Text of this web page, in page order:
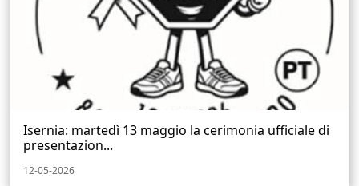
Isernia: martedì 13 maggio la cerimonia ufficiale di
presentazion...
12-05-2026